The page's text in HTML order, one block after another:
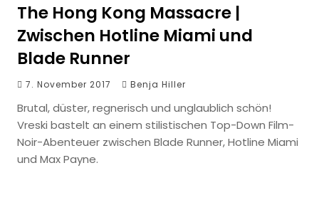
The Hong Kong Massacre |
Zwischen Hotline Miami und
Blade Runner
7. November 2017 Benja Hiller
Brutal, düster, regnerisch und unglaublich schön!
Vreski bastelt an einem stilistischen Top-Down Film-
Noir-Abenteuer zwischen Blade Runner, Hotline Miami
und Max Payne.